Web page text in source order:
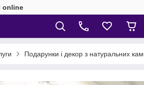
online
Подарунки і декор з натуральних